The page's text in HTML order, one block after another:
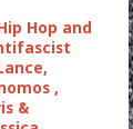
Hop and
,
&